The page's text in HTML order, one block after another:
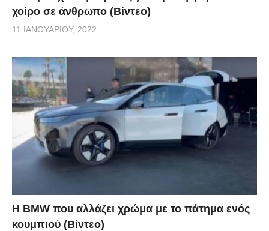
χοίρο σε άνθρωπο (Βίντεο)
11 ΙΑΝΟΥΑΡΊΟΥ, 2022
Η BMW που αλλάζει χρώμα με το πάτημα ενός
κουμπιού (Βίντεο)